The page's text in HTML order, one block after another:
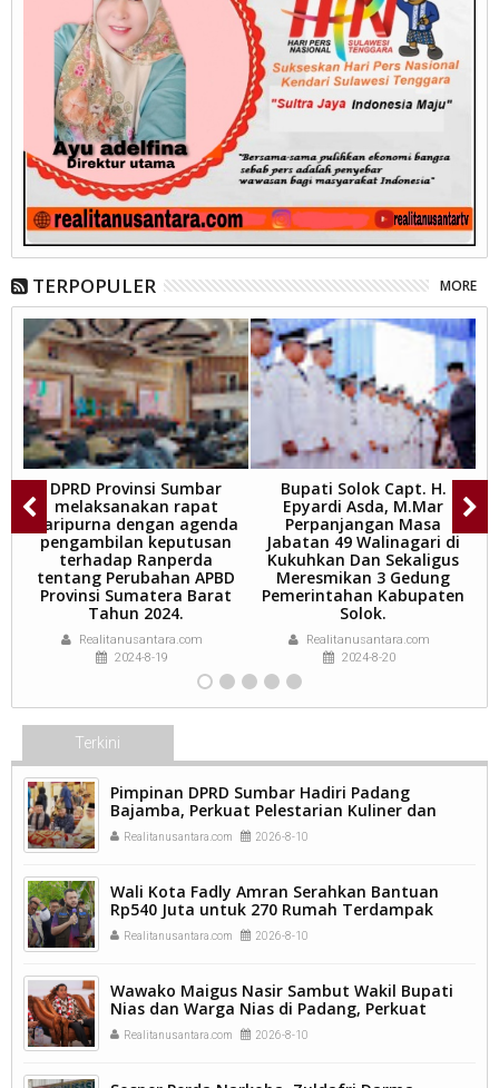
TERPOPULER MORE
DPRD Provinsi Sumbar
melaksanakan rapat
paripurna dengan agenda
pengambilan keputusan
terhadap Ranperda
tentang Perubahan APBD
Provinsi Sumatera Barat
Tahun 2024.
Realitanusantara.com
2024-8-19
Bupati Solok Capt. H.
Epyardi Asda, M.Mar
Perpanjangan Masa
Jabatan 49 Walinagari di
Kukuhkan Dan Sekaligus
Meresmikan 3 Gedung
Pemerintahan Kabupaten
Solok.
Realitanusantara.com
2024-8-20
Terkini
Pimpinan DPRD Sumbar Hadiri Padang
Bajamba, Perkuat Pelestarian Kuliner dan
Semangat Kemanusiaan.
Realitanusantara.com 2026-8-10
Wali Kota Fadly Amran Serahkan Bantuan
Rp540 Juta untuk 270 Rumah Terdampak
Banjir Padang.
Realitanusantara.com 2026-8-10
Wawako Maigus Nasir Sambut Wakil Bupati
Nias dan Warga Nias di Padang, Perkuat
Persaudaraan dalam Keberagaman
Realitanusantara.com 2026-8-10